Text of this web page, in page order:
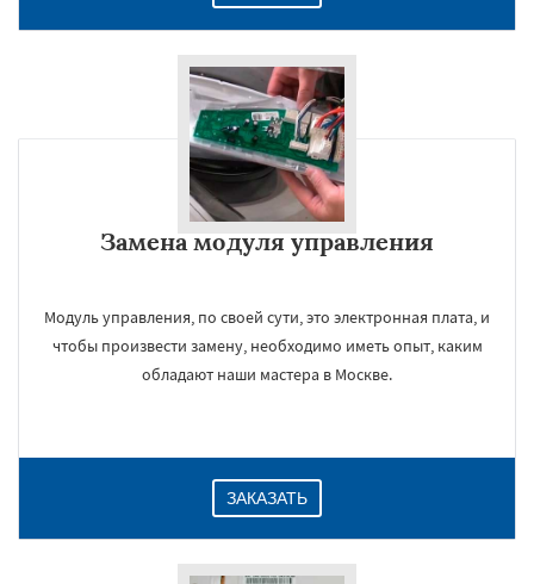
Замена модуля управления
Модуль управления, по своей сути, это электронная плата, и
чтобы произвести замену, необходимо иметь опыт, каким
обладают наши мастера в Москве.
ЗАКАЗАТЬ